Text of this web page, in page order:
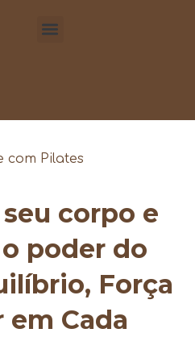
com Pilates
corpo e
poder do
Força
em Cada